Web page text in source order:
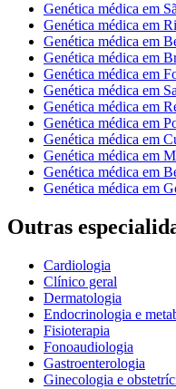
Genética médica em
Genética médica em
Genética médica em
Genética médica em
Genética médica em
Genética médica em
Genética médica em
Genética médica em
Genética médica em
Genética médica em
Genética médica em
Genética médica em
Outras
Cardiologia
Clínico geral
Dermatologia
Endocrinologia e
Fisioterapia
Fonoaudiologia
Gastroenterologia
Ginecologia e